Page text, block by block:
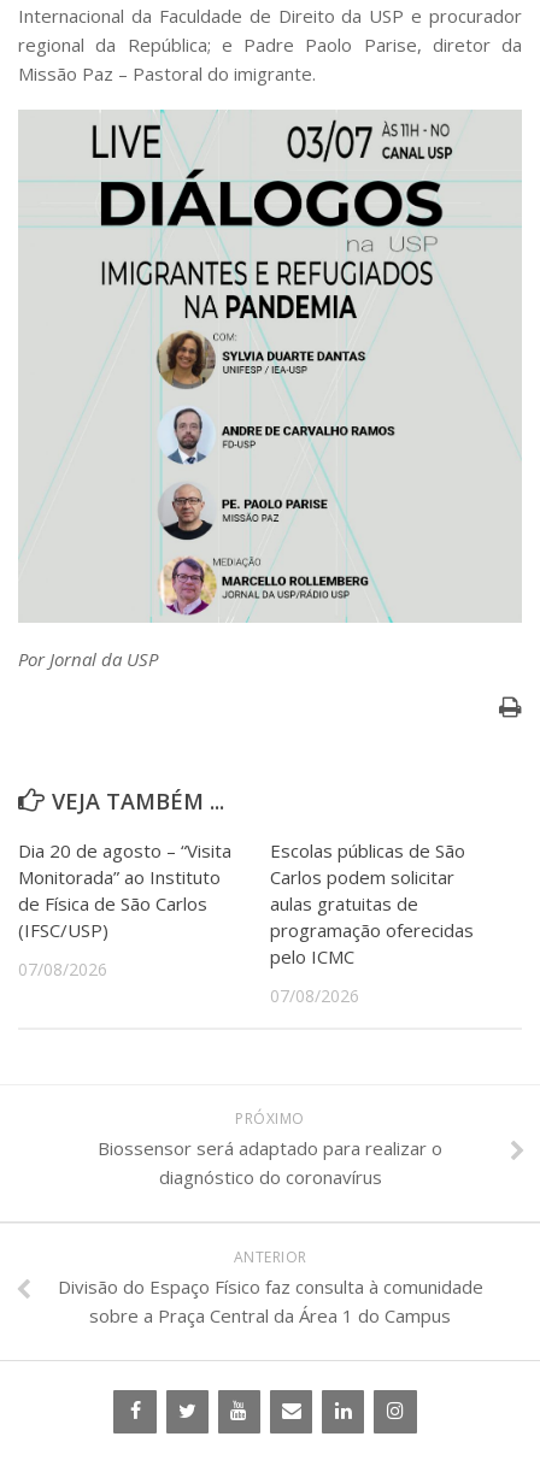
Assessorias e Mídias
Aplicativos e Sites
Jornal da USP
Defesa de Teses
Internacional da Faculdade de Direito da USP e procurador
regional da República; e Padre Paolo Parise, diretor da
Missão Paz – Pastoral do imigrante.
Por Jornal da USP
VEJA TAMBÉM ...
Dia 20 de agosto – “Visita
Monitorada” ao Instituto
de Física de São Carlos
(IFSC/USP)
07/08/2026
Escolas públicas de São
Carlos podem solicitar
aulas gratuitas de
programação oferecidas
pelo ICMC
07/08/2026
PRÓXIMO
Biossensor será adaptado para realizar o
diagnóstico do coronavírus
ANTERIOR
Divisão do Espaço Físico faz consulta à comunidade
sobre a Praça Central da Área 1 do Campus